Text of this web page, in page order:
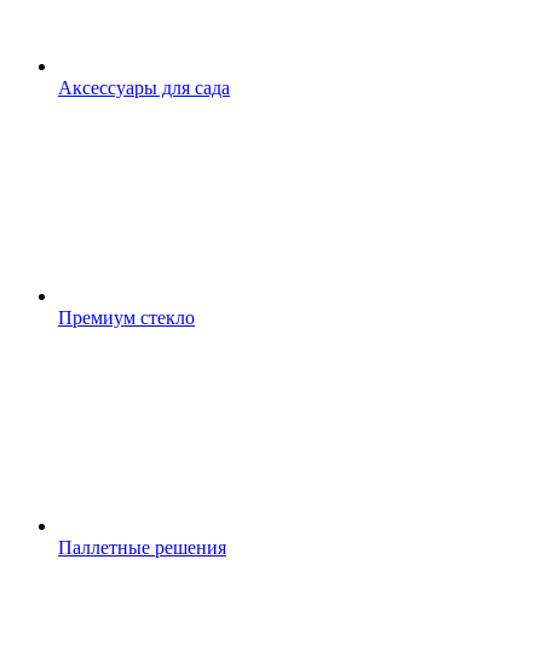
Аксессуары для сада
Премиум стекло
Паллетные решения